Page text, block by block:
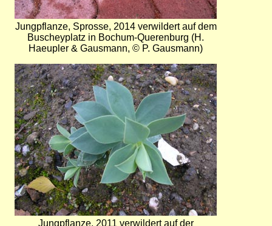
Jungpflanze, Sprosse, 2014 verwildert auf dem
Buscheyplatz in Bochum-Querenburg (H.
Haeupler & Gausmann, © P. Gausmann)
Bild
Jungpflanze, 2011 verwildert auf der